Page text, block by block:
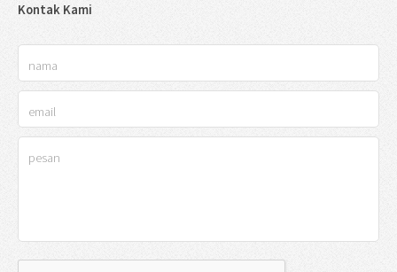
Kontak Kami